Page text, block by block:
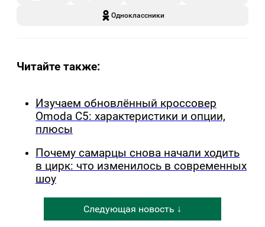
Одноклассники
Читайте также:
Изучаем обновлённый кроссовер
Omoda C5: характеристики и опции,
плюсы
Почему самарцы снова начали ходить
в цирк: что изменилось в современных
шоу
Следующая новость ↓